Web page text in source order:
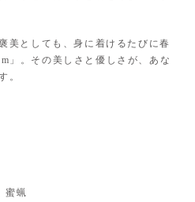
美としても、身に着けるたびに春
」。その美しさと優しさが、あな
。
蜜蝋